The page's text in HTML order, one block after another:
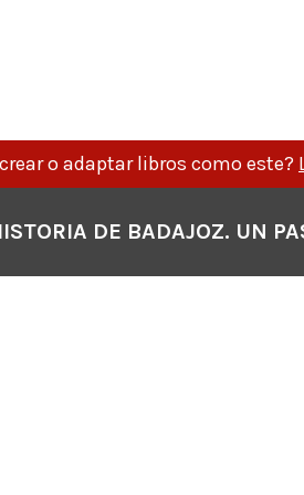
o adaptar libros como este?
DE BADAJOZ. UN